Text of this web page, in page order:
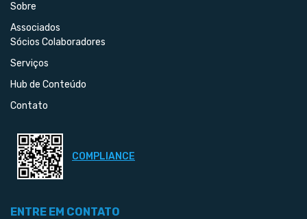
Sobre
Associados
Sócios Colaboradores
Serviços
Hub de Conteúdo
Contato
COMPLIANCE
ENTRE EM CONTATO